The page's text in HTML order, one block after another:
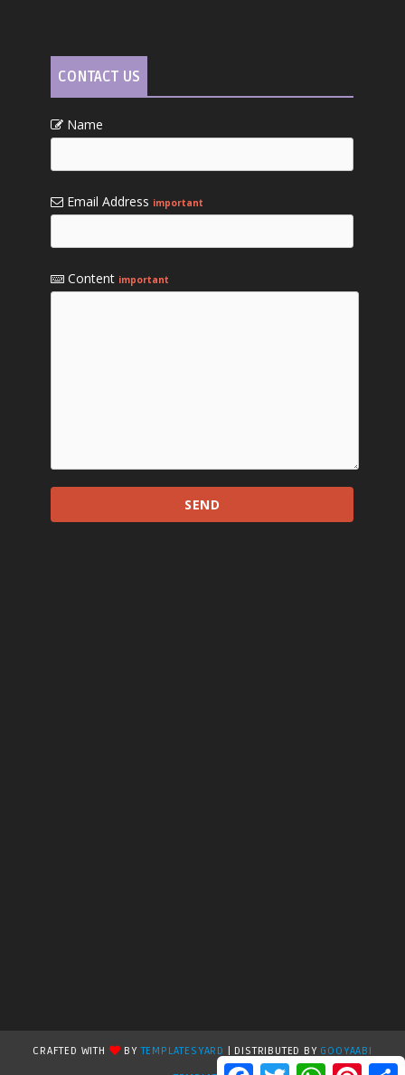
T W P
CONTACT US
Name
Email Address important
Content important
CRAFTED WITH BYTEMPLATESYARD | DISTRIBUTED BY GOOYAABI